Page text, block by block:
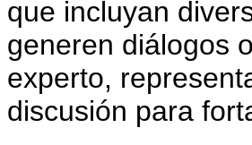
que incluyan
generen diálogos
experto,
discusión para